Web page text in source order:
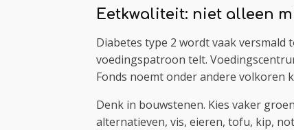
Eetkwaliteit: niet alleen
Diabetes type 2 wordt vaak
voedingspatroon telt.
Fonds noemt onder andere volkoren
Denk in bouwstenen. Kies vaker
alternatieven, vis, eieren, tofu, kip,